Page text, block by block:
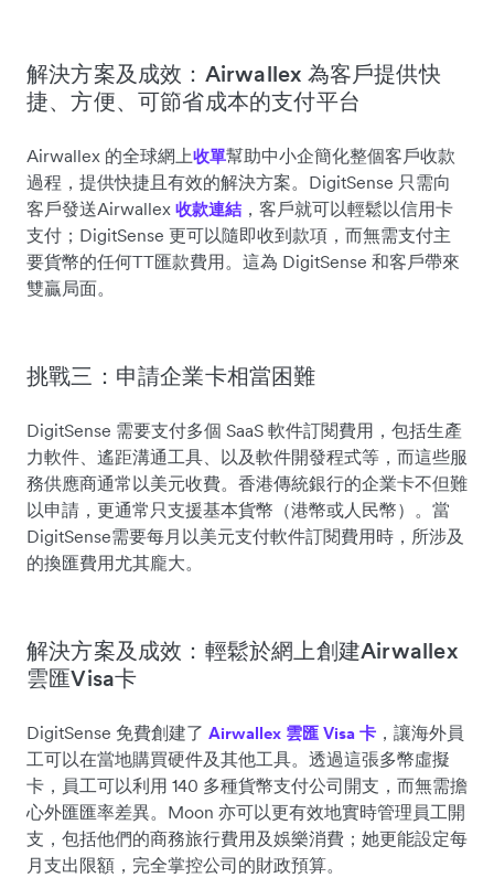
解決方案及成效：Airwallex 為客戶提供快
捷、方便、可節省成本的支付平台
Airwallex 的全球網上收單幫助中小企簡化整個客戶收款
過程，提供快捷且有效的解決方案。DigitSense 只需向
客戶發送Airwallex 收款連結 ，客戶就可以輕鬆以信用卡
支付；DigitSense 更可以隨即收到款項，而無需支付主
要貨幣的任何TT匯款費用。這為 DigitSense 和客戶帶來
雙贏局面。
挑戰三：申請企業卡相當困難
DigitSense 需要支付多個 SaaS 軟件訂閱費用，包括生產
力軟件、遙距溝通工具、以及軟件開發程式等，而這些服
務供應商通常以美元收費。香港傳統銀行的企業卡不但難
以申請，更通常只支援基本貨幣（港幣或人民幣）。當
DigitSense需要每月以美元支付軟件訂閱費用時，所涉及
的換匯費用尤其龐大。
解決方案及成效：輕鬆於網上創建Airwallex
雲匯Visa卡
DigitSense 免費創建了 Airwallex 雲匯 Visa 卡 ，讓海外員
工可以在當地購買硬件及其他工具。透過這張多幣虛擬
卡，員工可以利用 140 多種貨幣支付公司開支，而無需擔
心外匯匯率差異。Moon 亦可以更有效地實時管理員工開
支，包括他們的商務旅行費用及娛樂消費；她更能設定每
月支出限額，完全掌控公司的財政預算。